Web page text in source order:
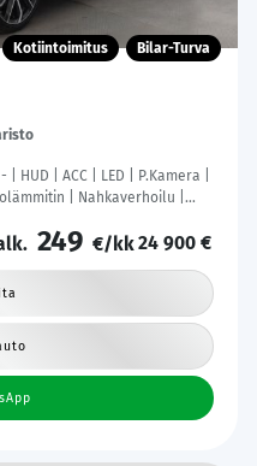
Kotiintoimitus Bilar-Turva
HUD | ACC | LED | P.Kamera |
| Nahkaverhoilu |
249 €/kk24 900 €